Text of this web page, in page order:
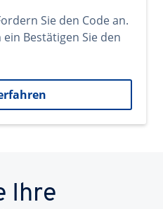
Sie den Code an.
Bestätigen Sie den
Ihre